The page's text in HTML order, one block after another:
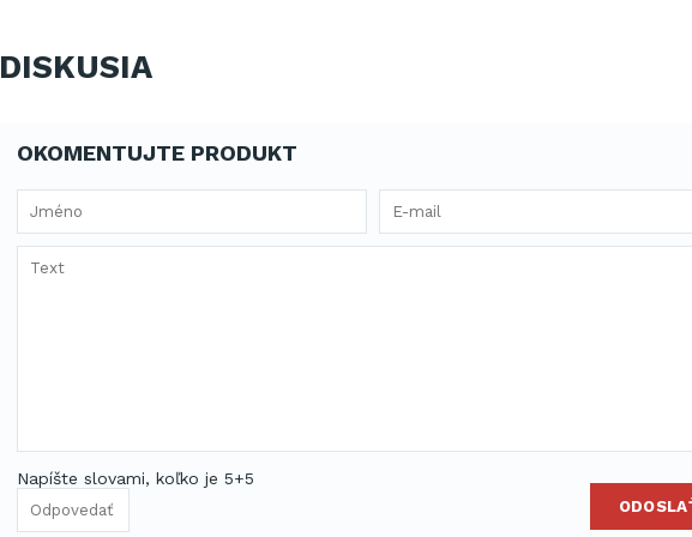
DISKUSIA
OKOMENTUJTE PRODUKT
Napíšte slovami, koľko je 5+5